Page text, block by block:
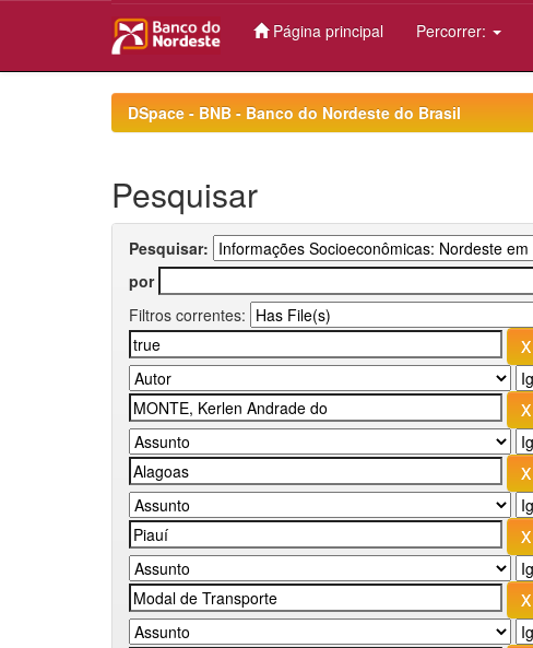
Página principal Percorrer:
DSpace - BNB - Banco do Nordeste do Brasil
Pesquisar
Pesquisar:
por
Filtros correntes: